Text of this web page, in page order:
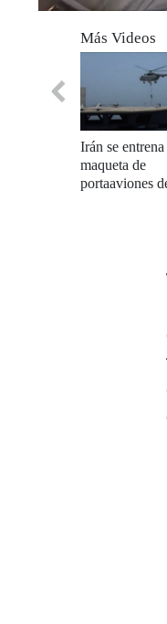
seconds
Más Videos
Irán se
maqueta de
portaaviones